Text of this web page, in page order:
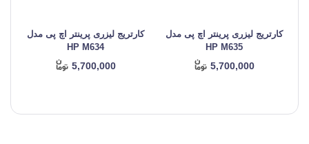
کارتریج لیزری پرینتر اچ پی مدل
HP M635
5,700,000
کارتریج لیزری پرینتر اچ پی مدل
HP M634
5,700,000